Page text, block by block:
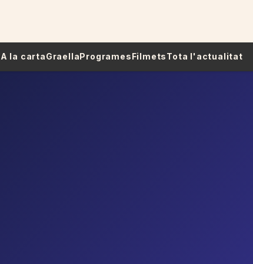
A la cartaGraellaProgramesFilmetsTota l'actualitat